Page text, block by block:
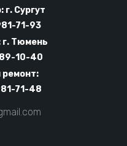
Сургут
71-93
Тюмень
10-40
ремонт:
71-48